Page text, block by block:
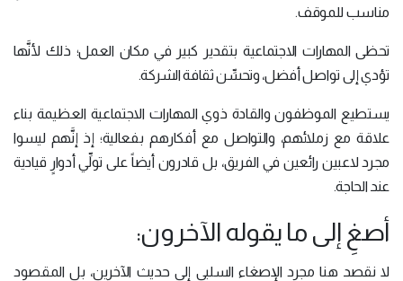
مناسب للموقف.
تحظى المهارات الاجتماعية بتقدير كبير في مكان العمل؛ ذلك لأنَّها
تؤدي إلى تواصل أفضل، وتحسِّن ثقافة الشركة.
يستطيع الموظفون والقادة ذوي المهارات الاجتماعية العظيمة بناء
علاقة مع زملائهم، والتواصل مع أفكارهم بفعالية؛ إذ إنَّهم ليسوا
مجرد لاعبين رائعين في الفريق، بل قادرون أيضاً على تولِّي أدوارٍ قيادية
عند الحاجة.
أصغِ إلى ما يقوله الآخرون:
لا نقصد هنا مجرد الإصغاء السلبي إلى حديث الآخرين، بل المقصود